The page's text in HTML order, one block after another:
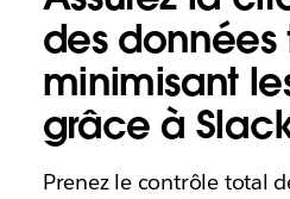
des données
minimisant
grâce à
Prenez le contrôle total